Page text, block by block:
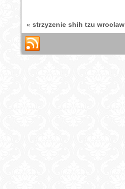
« strzyzenie shih tzu wroclaw